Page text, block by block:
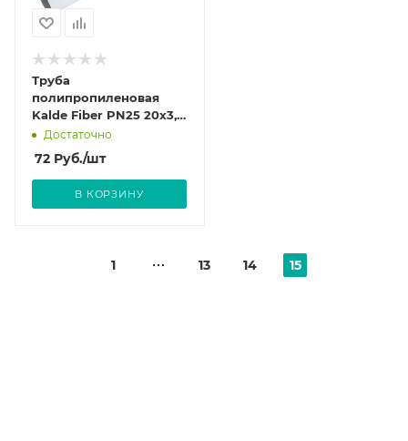
Труба
полипропиленовая
Kalde Fiber PN25 20х3,4
(штанга: 4 м)
стекловолокно
Достаточно
72 Руб./шт
В КОРЗИНУ
1 13 14 15